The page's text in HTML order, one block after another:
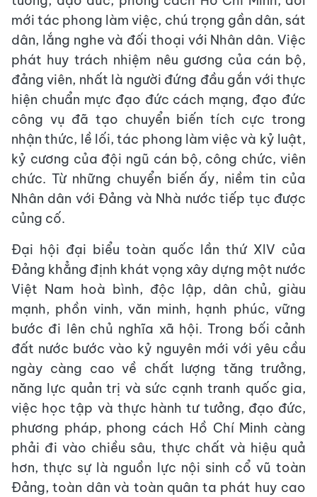
mới tác phong làm việc, chú trọng gần dân, sát
dân, lắng nghe và đối thoại với Nhân dân. Việc
phát huy trách nhiệm nêu gương của cán bộ,
đảng viên, nhất là người đứng đầu gắn với thực
hiện chuẩn mực đạo đức cách mạng, đạo đức
công vụ đã tạo chuyển biến tích cực trong
nhận thức, lề lối, tác phong làm việc và kỷ luật,
kỷ cương của đội ngũ cán bộ, công chức, viên
chức. Từ những chuyển biến ấy, niềm tin của
Nhân dân với Đảng và Nhà nước tiếp tục được
củng cố.
Đại hội đại biểu toàn quốc lần thứ XIV của
Đảng khẳng định khát vọng xây dựng một nước
Việt Nam hoà bình, độc lập, dân chủ, giàu
mạnh, phồn vinh, văn minh, hạnh phúc, vững
bước đi lên chủ nghĩa xã hội. Trong bối cảnh
đất nước bước vào kỷ nguyên mới với yêu cầu
ngày càng cao về chất lượng tăng trưởng,
năng lực quản trị và sức cạnh tranh quốc gia,
việc học tập và thực hành tư tưởng, đạo đức,
phương pháp, phong cách Hồ Chí Minh càng
phải đi vào chiều sâu, thực chất và hiệu quả
hơn, thực sự là nguồn lực nội sinh cổ vũ toàn
Đảng, toàn dân và toàn quân ta phát huy cao